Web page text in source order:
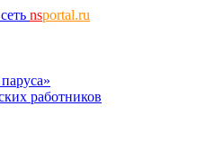
nsportal.ru
работников